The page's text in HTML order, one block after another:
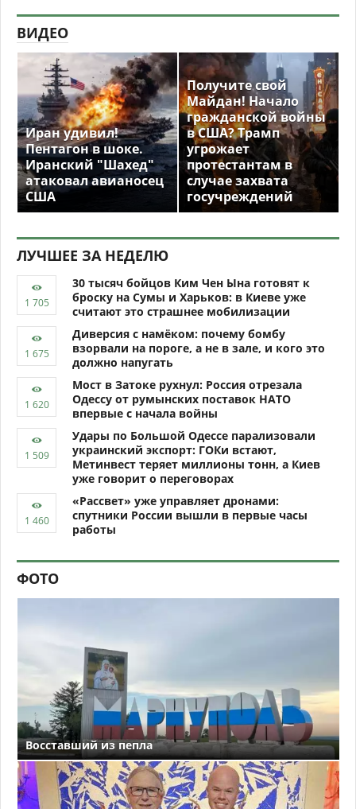
ВИДЕО
Иран удивил!
Пентагон в шоке.
Иранский "Шахед"
атаковал авианосец
США
Получите свой
Майдан! Начало
гражданской войны
в США? Трамп
угрожает
протестантам в
случае захвата
госучреждений
ЛУЧШЕЕ ЗА НЕДЕЛЮ
30 тысяч бойцов Ким Чен Ына готовят к
броску на Сумы и Харьков: в Киеве уже
считают это страшнее мобилизации
Диверсия с намёком: почему бомбу
взорвали на пороге, а не в зале, и кого это
должно напугать
Мост в Затоке рухнул: Россия отрезала
Одессу от румынских поставок НАТО
впервые с начала войны
Удары по Большой Одессе парализовали
украинский экспорт: ГОКи встают,
Метинвест теряет миллионы тонн, а Киев
уже говорит о переговорах
«Рассвет» уже управляет дронами:
спутники России вышли в первые часы
работы
ФОТО
Восставший из пепла